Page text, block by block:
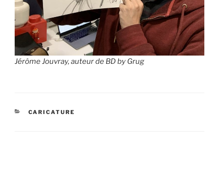
Jérôme Jouvray, auteur de BD by Grug
CATÉGORIES
CARICATURE